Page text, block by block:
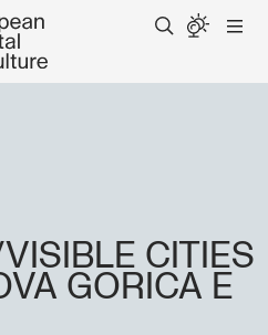
CITIES
GORICA E